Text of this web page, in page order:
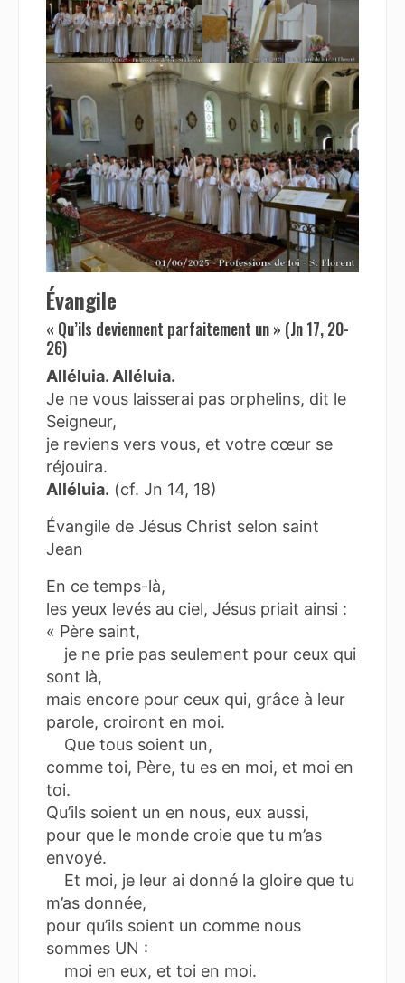
Évangile
« Qu’ils deviennent parfaitement un » (Jn 17, 20-
26)
Alléluia. Alléluia.
Je ne vous laisserai pas orphelins, dit le
Seigneur,
je reviens vers vous, et votre cœur se
réjouira.
Alléluia. (cf. Jn 14, 18)
Évangile de Jésus Christ selon saint
Jean
En ce temps-là,
les yeux levés au ciel, Jésus priait ainsi :
« Père saint,
je ne prie pas seulement pour ceux qui
sont là,
mais encore pour ceux qui, grâce à leur
parole, croiront en moi.
Que tous soient un,
comme toi, Père, tu es en moi, et moi en
toi.
Qu’ils soient un en nous, eux aussi,
pour que le monde croie que tu m’as
envoyé.
Et moi, je leur ai donné la gloire que tu
m’as donnée,
pour qu’ils soient un comme nous
sommes UN :
moi en eux, et toi en moi.